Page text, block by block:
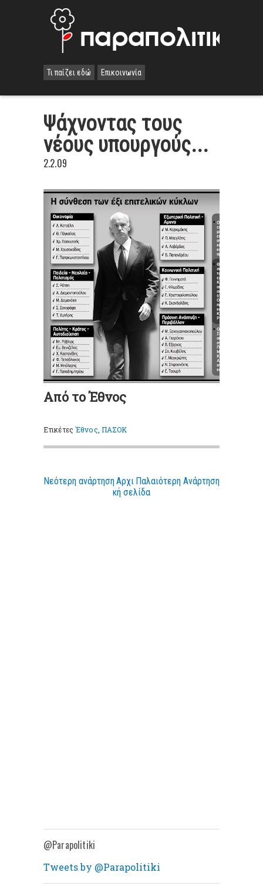
Τι παίζει εδώ Επικοινωνία
Ψάχνοντας τους
νέους υπουργούς...
2.2.09
Από το Έθνος
ΕτικέτεςΈθνος ΠΑΣΟΚ
Νεότερη ανάρτηση Παλαιότερη Ανάρτηση
Αρχι
κή σελίδα
@Parapolitiki
Tweets by @Parapolitiki